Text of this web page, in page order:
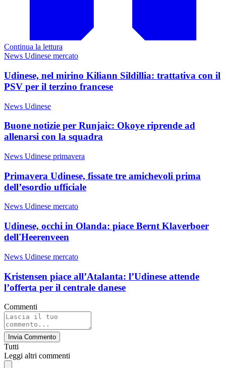
Continua la lettura
News Udinese mercato
Udinese, nel mirino Kiliann Sildillia: trattativa con il
PSV per il terzino francese
News Udinese
Buone notizie per Runjaic: Okoye riprende ad
allenarsi con la squadra
News Udinese primavera
Primavera Udinese, fissate tre amichevoli prima
dell’esordio ufficiale
News Udinese mercato
Udinese, occhi in Olanda: piace Bernt Klaverboer
dell'Heerenveen
News Udinese mercato
Kristensen piace all’Atalanta: l’Udinese attende
l’offerta per il centrale danese
Commenti
Invia Commento
Tutti
Leggi altri commenti